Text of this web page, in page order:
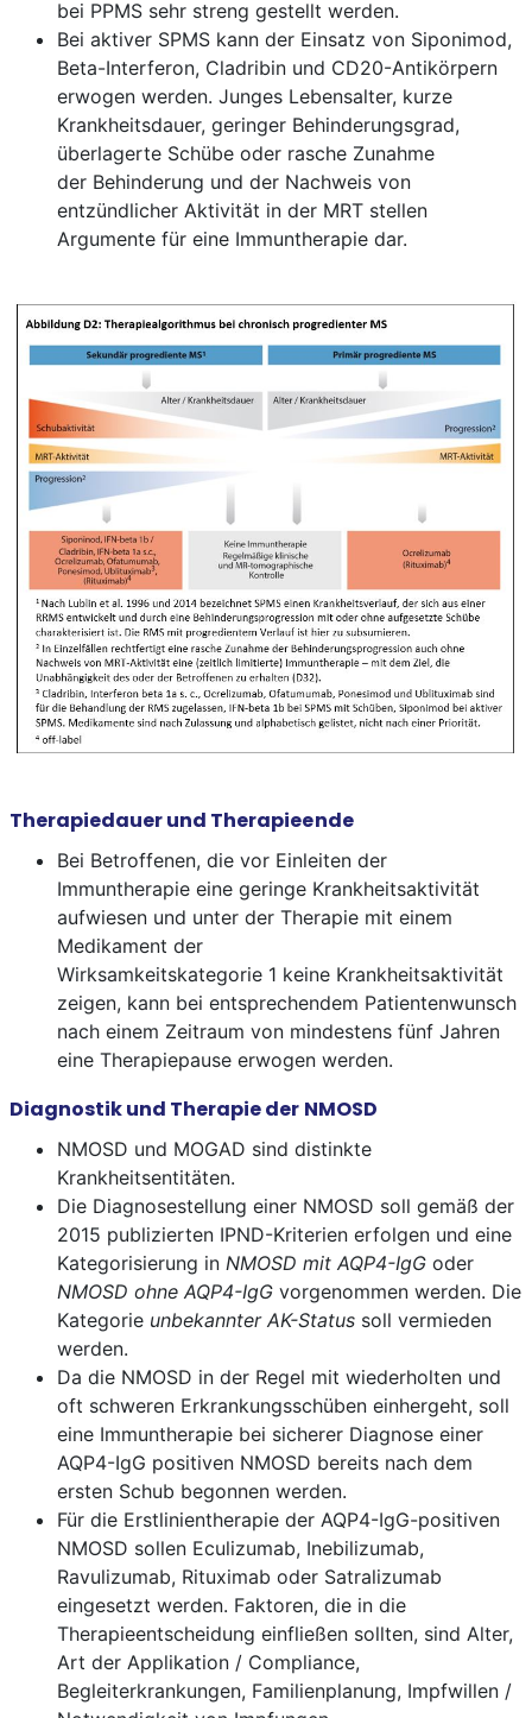
bei PPMS sehr streng gestellt werden.
Bei aktiver SPMS kann der Einsatz von Siponimod,
Beta-Interferon, Cladribin und CD20-Antikörpern
erwogen werden. Junges Lebensalter, kurze
Krankheitsdauer, geringer Behinderungsgrad,
überlagerte Schübe oder rasche Zunahme
der Behinderung und der Nachweis von
entzündlicher Aktivität in der MRT stellen
Argumente für eine Immuntherapie dar.
Therapiedauer und Therapieende
Bei Betroffenen, die vor Einleiten der
Immuntherapie eine geringe Krankheitsaktivität
aufwiesen und unter der Therapie mit einem
Medikament der
Wirksamkeitskategorie 1 keine Krankheitsaktivität
zeigen, kann bei entsprechendem Patientenwunsch
nach einem Zeitraum von mindestens fünf Jahren
eine Therapiepause erwogen werden.
Diagnostik und Therapie der NMOSD
NMOSD und MOGAD sind distinkte
Krankheitsentitäten.
Die Diagnosestellung einer NMOSD soll gemäß der
2015 publizierten IPND-Kriterien erfolgen und eine
Kategorisierung in NMOSD mit AQP4-IgG oder
NMOSD ohne AQP4-IgG vorgenommen werden. Die
Kategorie unbekannter AK-Status soll vermieden
werden.
Da die NMOSD in der Regel mit wiederholten und
oft schweren Erkrankungsschüben einhergeht, soll
eine Immuntherapie bei sicherer Diagnose einer
AQP4-IgG positiven NMOSD bereits nach dem
ersten Schub begonnen werden.
Für die Erstlinientherapie der AQP4-IgG-positiven
NMOSD sollen Eculizumab, Inebilizumab,
Ravulizumab, Rituximab oder Satralizumab
eingesetzt werden. Faktoren, die in die
Therapieentscheidung einfließen sollten, sind Alter,
Art der Applikation / Compliance,
Begleiterkrankungen, Familienplanung, Impfwillen /